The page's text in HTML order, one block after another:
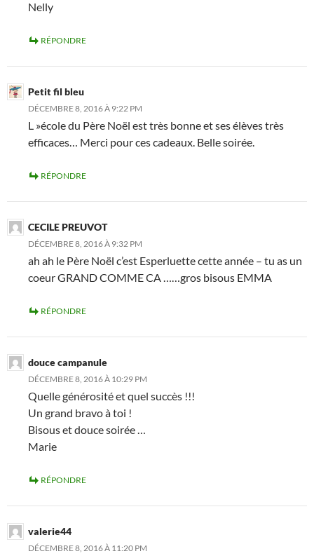
Nelly
RÉPONDRE
Petit fil bleu
DÉCEMBRE 8, 2016 À 9:22 PM
L »école du Père Noël est très bonne et ses élèves très
efficaces… Merci pour ces cadeaux. Belle soirée.
RÉPONDRE
CECILE PREUVOT
DÉCEMBRE 8, 2016 À 9:32 PM
ah ah le Père Noël c’est Esperluette cette année – tu as un
coeur GRAND COMME CA ……gros bisous EMMA
RÉPONDRE
douce campanule
DÉCEMBRE 8, 2016 À 10:29 PM
Quelle générosité et quel succès !!!
Un grand bravo à toi !
Bisous et douce soirée …
Marie
RÉPONDRE
valerie44
DÉCEMBRE 8, 2016 À 11:20 PM